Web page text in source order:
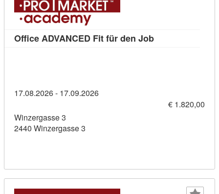
Office ADVANCED Fit für den JobKursdetail:
17.08.2026 - 17.09.2026
€ 1.820,00
Winzergasse 3
2440 Winzergasse 3